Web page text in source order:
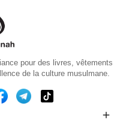
pour des livres, vêtements
de la culture musulmane.
